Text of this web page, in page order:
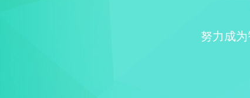
努力成